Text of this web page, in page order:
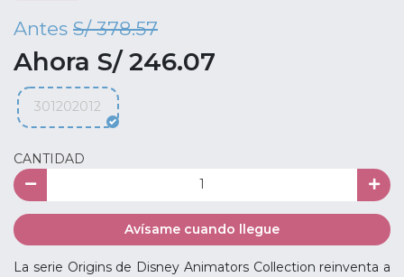
Antes S/ 378.57
Ahora S/ 246.07
301202012
CANTIDAD
Avísame cuando llegue
La serie Origins de Disney Animators Collection reinventa a